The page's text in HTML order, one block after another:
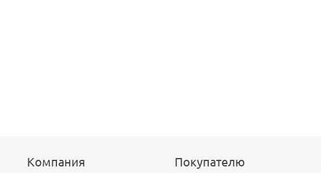
Компания Покупателю